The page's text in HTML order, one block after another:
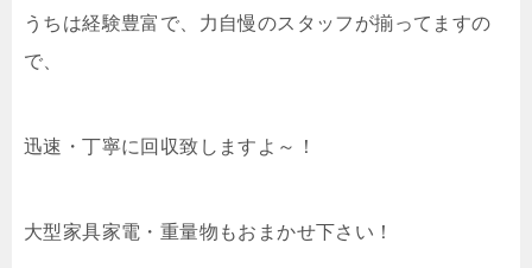
うちは経験豊富で、力自慢のスタッフが揃ってますの
で、
迅速・丁寧に回収致しますよ～！
大型家具家電・重量物もおまかせ下さい！